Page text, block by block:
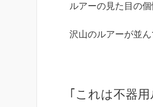
ルアーの見た目の
沢山のルアーが並ん
｢これは不器